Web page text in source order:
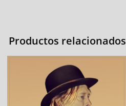
Productos relacionados